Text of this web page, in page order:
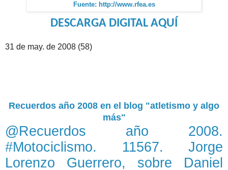
Fuente: http://www.rfea.es
DESCARGA DIGITAL AQUÍ
31 de may. de 2008 (58)
Recuerdos año 2008 en el blog "atletismo y algo
más"
@Recuerdos año 2008.
#Motociclismo. 11567. Jorge
Lorenzo Guerrero, sobre Daniel